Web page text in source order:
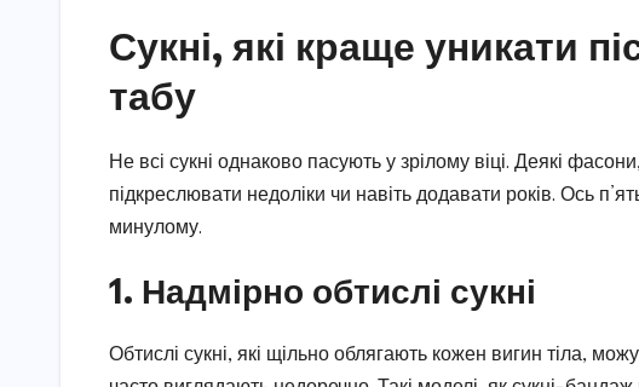
Сукні, які краще уникати
табу
Не всі сукні однаково пасують у зрілому віці. Деякі
підкреслювати недоліки чи навіть додавати років. Ось
минулому.
1. Надмірно обтислі сукні
Обтислі сукні, які щільно облягають кожен вигин тіла,